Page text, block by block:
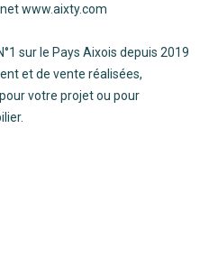
www.aixty.com
sur le Pays Aixois depuis 2019
et de vente réalisées,
votre projet ou pour